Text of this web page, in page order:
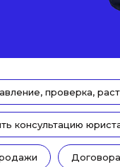
проверка,
консультацию